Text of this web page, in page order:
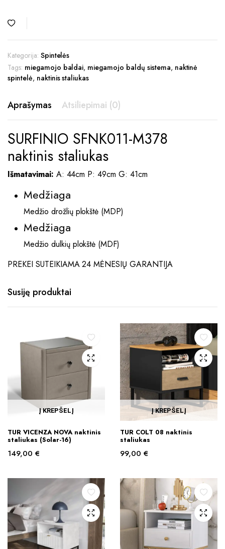
Kategorija: Spintelės
Tags: miegamojo baldai, miegamojo baldų sistema, naktinė
spintelė, naktinis staliukas
Aprašymas Atsiliepimai (0)
SURFINIO SFNK011-M378
naktinis staliukas
Išmatavimai: A: 44cm P: 49cm G: 41cm
Medžiaga
Medžio drožlių plokštė (MDP)
Medžiaga
Medžio dulkių plokštė (MDF)
PREKEI SUTEIKIAMA 24 MĖNESIŲ GARANTIJA
Susiję produktai
Į KREPŠELĮ
TUR VICENZA NOVA naktinis
staliukas (Solar-16)
149,00 €
Į KREPŠELĮ
TUR COLT 08 naktinis
staliukas
99,00 €